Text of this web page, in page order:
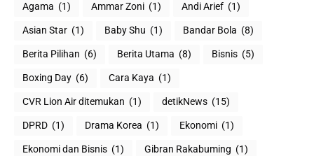
Agama (1) Ammar Zoni (1) Andi Arief (1)
Asian Star (1) Baby Shu (1) Bandar Bola (8)
Berita Pilihan (6) Berita Utama (8) Bisnis (5)
Boxing Day (6) Cara Kaya (1)
CVR Lion Air ditemukan (1) detikNews (15)
DPRD (1) Drama Korea (1) Ekonomi (1)
Ekonomi dan Bisnis (1) Gibran Rakabuming (1)